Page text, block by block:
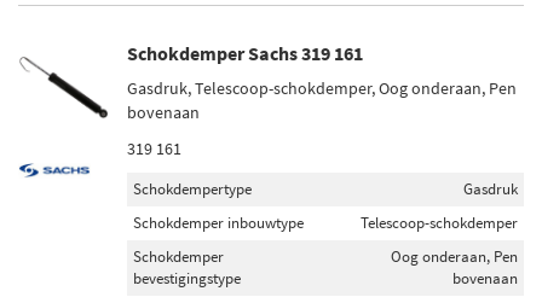
Schokdemper Sachs 319 161
Gasdruk, Telescoop-schokdemper, Oog onderaan, Pen
bovenaan
319 161
Schokdempertype
Gasdruk
Schokdemper inbouwtype
Telescoop-schokdemper
Schokdemper
bevestigingstype
Oog onderaan, Pen
bovenaan